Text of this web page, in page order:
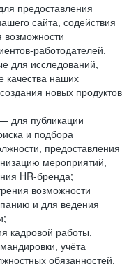
предоставления
сайта, содействия
возможности
работодателей.
для исследований,
качества наших
новых продуктов
для публикации
и подбора
предоставления
мероприятий,
HR-бренда;
возможности
и для ведения
кадровой работы,
учёта
обязанностей,